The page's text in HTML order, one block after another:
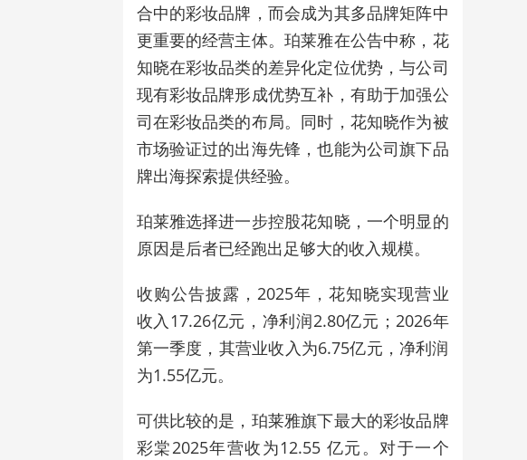
合中的彩妆品牌，而会成为其多品牌矩阵中
更重要的经营主体。珀莱雅在公告中称，花
知晓在彩妆品类的差异化定位优势，与公司
现有彩妆品牌形成优势互补，有助于加强公
司在彩妆品类的布局。同时，花知晓作为被
市场验证过的出海先锋，也能为公司旗下品
牌出海探索提供经验。
珀莱雅选择进一步控股花知晓，一个明显的
原因是后者已经跑出足够大的收入规模。
收购公告披露，2025年，花知晓实现营业
收入17.26亿元，净利润2.80亿元；2026年
第一季度，其营业收入为6.75亿元，净利润
为1.55亿元。
可供比较的是，珀莱雅旗下最大的彩妆品牌
彩棠2025年营收为12.55 亿元。对于一个